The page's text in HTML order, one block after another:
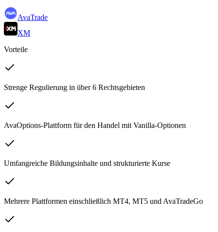
AvaTrade
XM
Vorteile
Strenge Regulierung in über 6 Rechtsgebieten
AvaOptions-Plattform für den Handel mit Vanilla-Optionen
Umfangreiche Bildungsinhalte und strukturierte Kurse
Mehrere Plattformen einschließlich MT4, MT5 und AvaTradeGo